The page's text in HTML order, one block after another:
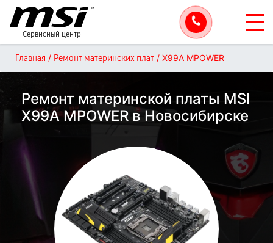
Сервисный центр
Главная / Ремонт материнских плат / X99A MPOWER
Ремонт материнской платы MSI
X99A MPOWER в Новосибирске